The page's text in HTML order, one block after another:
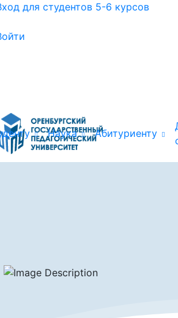
для студентов 5-6 курсов
Наука Абитуриенту